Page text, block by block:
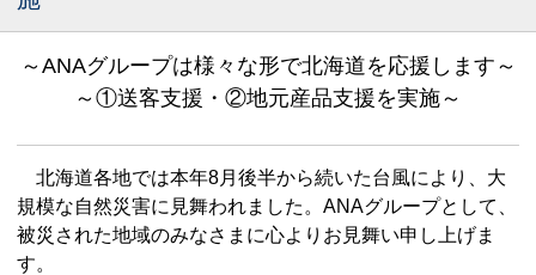
～ANAグループは様々な形で北海道を応援します～
～①送客支援・②地元産品支援を実施～
北海道各地では本年8月後半から続いた台風により、大
規模な自然災害に見舞われました。ANAグループとして、
被災された地域のみなさまに心よりお見舞い申し上げま
す。